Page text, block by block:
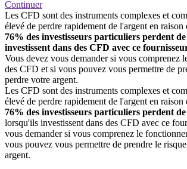
Continuer
Les CFD sont des instruments complexes et
élevé de perdre rapidement de l'argent en
76% des investisseurs particuliers perdent
investissent dans des CFD avec ce
Vous devez vous demander si vous comprenez
des CFD et si vous pouvez vous permettre de
perdre votre argent.
Les CFD sont des instruments complexes et
élevé de perdre rapidement de l'argent en
76% des investisseurs particuliers perdent
lorsqu'ils investissent dans des CFD avec ce
vous demander si vous comprenez le
vous pouvez vous permettre de prendre le
argent.